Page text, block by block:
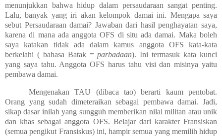
menunjukkan bahwa hidup dalam persaudaraan sangat penting.
Lalu, banyak yang iri akan kelompok damai ini. Mengapa saya
sebut Persaudaraan damai? Jawaban dari hasil penghayatan saya,
karena di mana ada anggota OFS di situ ada damai. Maka boleh
saya katakan tidak ada dalam kamus anggota OFS kata-kata
berkelahi ( bahasa Batak =parbadaan). Ini termasuk kata kunci
yang saya tahu. Anggota OFS harus tahu visi dan misinya yaitu
pembawa damai.
Mengenakan TAU (dibaca tao) berarti kaum pentobat.
Orang yang sudah dimeteraikan sebagai pembawa damai. Jadi,
sikap dasar inilah yang sungguh memberikan nilai militan atau unik
dan khas sebagai anggota OFS. Belajar dari karakter Fransiskan
(semua pengikut Fransiskus) ini, hampir semua yang memilih hidup